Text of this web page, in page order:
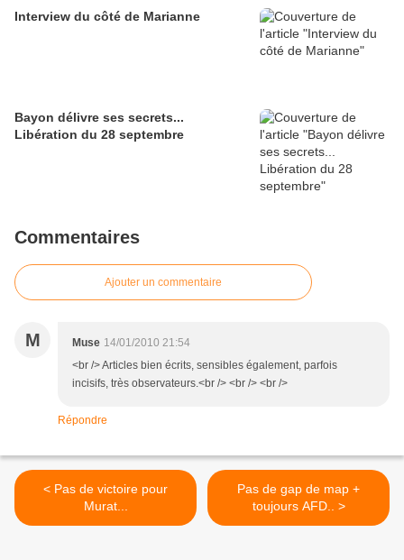
Interview du côté de Marianne
Bayon délivre ses secrets...
Libération du 28 septembre
Commentaires
Ajouter un commentaire
M Muse 14/01/2010 21:54
<br /> Articles bien écrits, sensibles également, parfois
incisifs, très observateurs.<br /> <br /> <br />
Répondre
< Pas de victoire pour
Murat...
Pas de gap de map +
toujours AFD.. >